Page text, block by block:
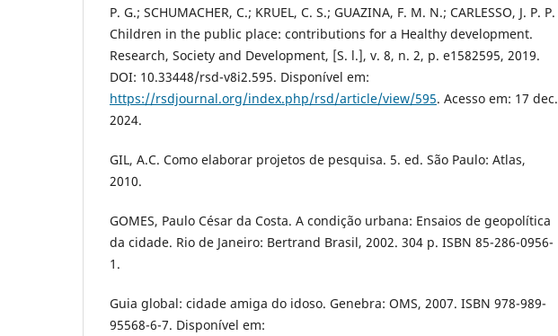
P. G.; SCHUMACHER, C.; KRUEL, C. S.; GUAZINA, F. M. N.; CARLESSO, J. P. P.
Children in the public place: contributions for a Healthy development.
Research, Society and Development, [S. l.], v. 8, n. 2, p. e1582595, 2019.
DOI: 10.33448/rsd-v8i2.595. Disponível em:
https://rsdjournal.org/index.php/rsd/article/view/595. Acesso em: 17 dec.
2024.
GIL, A.C. Como elaborar projetos de pesquisa. 5. ed. São Paulo: Atlas,
2010.
GOMES, Paulo César da Costa. A condição urbana: Ensaios de geopolítica
da cidade. Rio de Janeiro: Bertrand Brasil, 2002. 304 p. ISBN 85-286-0956-
1.
Guia global: cidade amiga do idoso. Genebra: OMS, 2007. ISBN 978-989-
95568-6-7. Disponível em: